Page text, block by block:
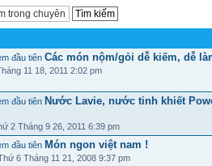
Các món nộm/gỏi dễ kiếm, dễ
11 18, 2011 2:02 pm
Nước Lavie, nước tinh khiết
2 Tháng 9 26, 2011 6:39 pm
Món ngon việt nam !
6 Tháng 11 21, 2008 9:37 pm